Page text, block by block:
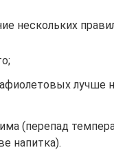
нескольких
лучше
(перепад
напитка).